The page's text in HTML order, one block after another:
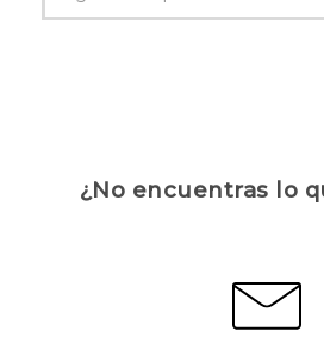
¿No encuentras lo